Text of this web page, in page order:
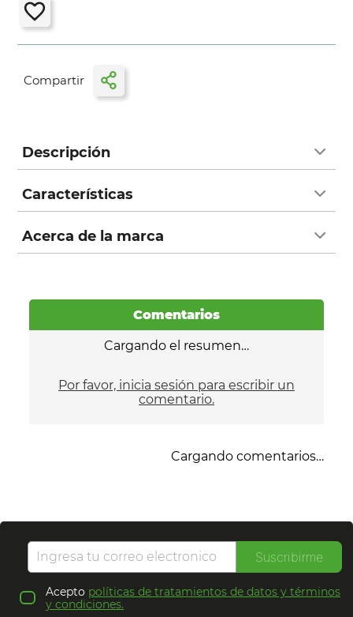
Descripción
Características
Acerca de la marca
Comentarios
Cargando el resumen…
Por favor, inicia sesión para escribir un
comentario.
Cargando comentarios…
Suscribirme
Acepto políticas de tratamientos de datos y términos
y condiciones.